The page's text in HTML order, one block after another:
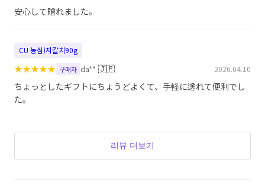
安心して贈れました。
CU 농심)자갈치90g
★★★★★ 구매자 da** 🇯🇵 2026.04.10
ちょっとしたギフトにちょうどよくて、手軽に送れて便利でし
た。
리뷰 더보기